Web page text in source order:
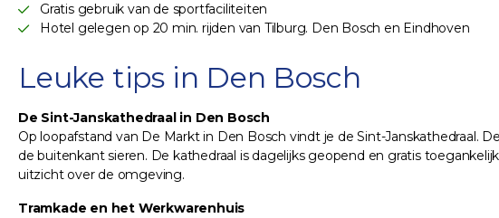
Gratis gebruik van de sportfaciliteiten
Hotel gelegen op 20 min. rijden van Tilburg. Den Bosch en Eindhoven
Leuke tips in Den Bosch
De Sint-Janskathedraal in Den Bosch
Op loopafstand van De Markt in Den Bosch vindt je de Sint-Janskathedraal.
de buitenkant sieren. De kathedraal is dagelijks geopend en gratis
uitzicht over de omgeving.
Tramkade en het Werkwarenhuis